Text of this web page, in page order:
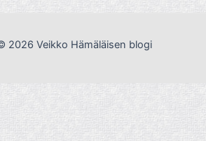
2026 Veikko Hämäläisen blogi